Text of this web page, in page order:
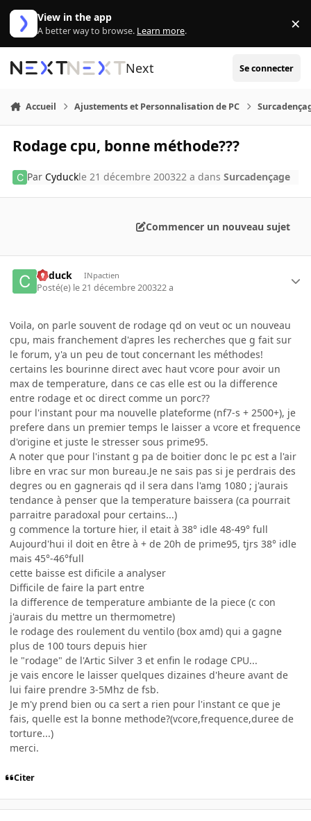
Aller au contenu
View in the app
A better way to browse. Learn more. ×
Next Se connecter
Accueil Ajustements et Personnalisation de PC
Rodage cpu, bonne méthode???
ParCyduckle 21 décembre 200322 a dansSurcadençage
Commencer un nouveau sujet
Cyduck INpactien
Posté(e) le 21 décembre 200322 a
Voila, on parle souvent de rodage qd on veut oc un nouveau
cpu, mais franchement d'apres les recherches que g fait sur
le forum, y'a un peu de tout concernant les méthodes!
certains les bourinne direct avec haut vcore pour avoir un
max de temperature, dans ce cas elle est ou la difference
entre rodage et oc direct comme un porc??
pour l'instant pour ma nouvelle plateforme (nf7-s + 2500+), je
prefere dans un premier temps le laisser a vcore et frequence
d'origine et juste le stresser sous prime95.
A noter que pour l'instant g pa de boitier donc le pc est a l'air
libre en vrac sur mon bureau.Je ne sais pas si je perdrais des
degres ou en gagnerais qd il sera dans l'amg 1080 ; j'aurais
tendance à penser que la temperature baissera (ca pourrait
parraitre paradoxal pour certains...)
g commence la torture hier, il etait à 38° idle 48-49° full
Aujourd'hui il doit en être à + de 20h de prime95, tjrs 38° idle
mais 45°-46°full
cette baisse est dificile a analyser
Difficile de faire la part entre
la difference de temperature ambiante de la piece (c con
j'aurais du mettre un thermometre)
le rodage des roulement du ventilo (box amd) qui a gagne
plus de 100 tours depuis hier
le "rodage" de l'Artic Silver 3 et enfin le rodage CPU...
je vais encore le laisser quelques dizaines d'heure avant de
lui faire prendre 3-5Mhz de fsb.
Je m'y prend bien ou ca sert a rien pour l'instant ce que je
fais, quelle est la bonne methode?(vcore,frequence,duree de
torture...)
merci.
Citer